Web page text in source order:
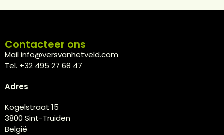
Contacteer ons
Mail info@versvanhetveld.com
Tel. +32 495 27 68 47
Adres
Kogelstraat 15
3800 Sint-Truiden
België